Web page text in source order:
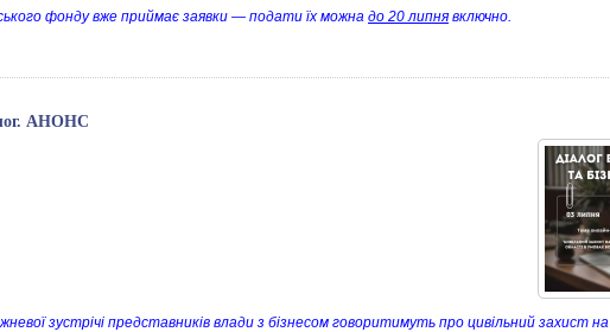
фонду вже приймає заявки — подати їх можна до 20 липня включно.
АНОНС
зустрічі представників влади з бізнесом говоритимуть про цивільний захист на